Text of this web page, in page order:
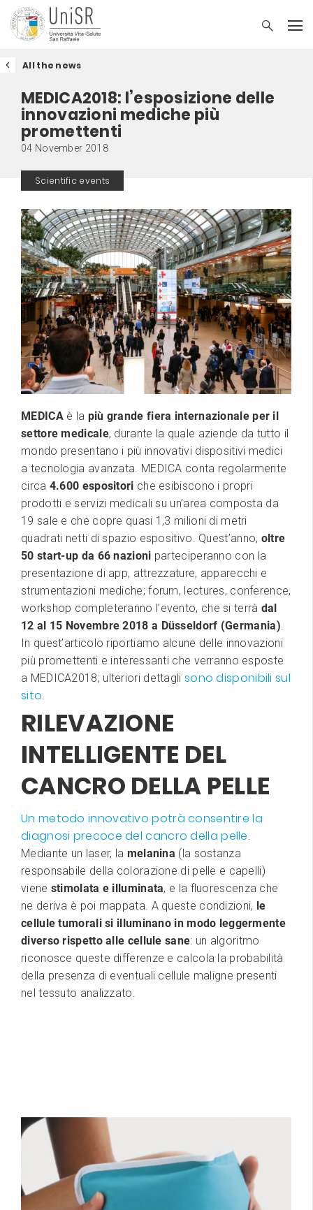
All the news
MEDICA2018: l’esposizione delle
innovazioni mediche più
promettenti
04 November 2018
Scientific events
MEDICA è la più grande fiera internazionale per il
settore medicale, durante la quale aziende da tutto il
mondo presentano i più innovativi dispositivi medici
a tecnologia avanzata. MEDICA conta regolarmente
circa 4.600 espositori che esibiscono i propri
prodotti e servizi medicali su un’area composta da
19 sale e che copre quasi 1,3 milioni di metri
quadrati netti di spazio espositivo. Quest’anno, oltre
50 start-up da 66 nazioni parteciperanno con la
presentazione di app, attrezzature, apparecchi e
strumentazioni mediche; forum, lectures, conference,
workshop completeranno l’evento, che si terrà dal
12 al 15 Novembre 2018 a Düsseldorf (Germania).
In quest’articolo riportiamo alcune delle innovazioni
più promettenti e interessanti che verranno esposte
a MEDICA2018; ulteriori dettagli sono disponibili sul
sito.
RILEVAZIONE
INTELLIGENTE DEL
CANCRO DELLA PELLE
Un metodo innovativo potrà consentire la
diagnosi precoce del cancro della pelle.
Mediante un laser, la melanina (la sostanza
responsabile della colorazione di pelle e capelli)
viene stimolata e illuminata, e la fluorescenza che
ne deriva è poi mappata. A queste condizioni, le
cellule tumorali si illuminano in modo leggermente
diverso rispetto alle cellule sane: un algoritmo
riconosce queste differenze e calcola la probabilità
della presenza di eventuali cellule maligne presenti
nel tessuto analizzato.